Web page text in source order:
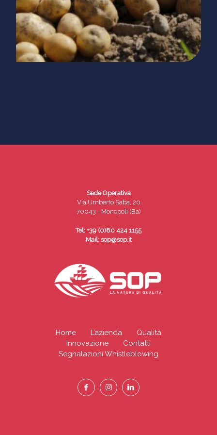
Sede Operativa
Via Umberto Saba, 20
70043 - Monopoli (Ba)
Tel: +39 (0)80 424 1155
Mail: sop@sop.it
Home L’azienda
Qualità
Innovazione
Contatti
Segnalazioni Whistleblowing